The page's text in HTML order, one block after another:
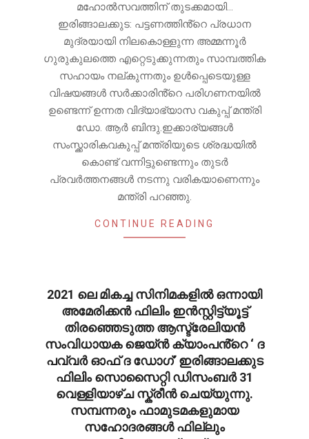
മഹോൽസവത്തിന് തുടക്കമായി…
ഇരിങ്ങാലക്കുട: പട്ടണത്തിൻ്റെ പ്രധാന
മുദ്രയായി നിലകൊള്ളുന്ന അമ്മന്നൂർ
ഗുരുകുലത്തെ എറ്റെടുക്കുന്നതും സാമ്പത്തിക
സഹായം നല്കുന്നതും ഉൾപ്പെടെയുള്ള
വിഷയങ്ങൾ സർക്കാരിൻ്റെ പരിഗണനയിൽ
ഉണ്ടെന്ന് ഉന്നത വിദ്യാഭ്യാസ വകുപ്പ് മന്ത്രി
ഡോ. ആർ ബിന്ദു.ഇക്കാര്യങ്ങൾ
സംസ്ക്കാരികവകുപ്പ് മന്ത്രിയുടെ ശ്രദ്ധയിൽ
കൊണ്ട് വന്നിട്ടുണ്ടെന്നും തുടർ
പ്രവർത്തനങ്ങൾ നടന്നു വരികയാണെന്നും
മന്ത്രി പറഞ്ഞു.
CONTINUE READING
2021 ലെ മികച്ച സിനിമകളിൽ ഒന്നായി
അമേരിക്കൻ ഫിലിം ഇൻസ്റ്റിട്ട്യൂട്ട്
തിരഞ്ഞെടുത്ത ആസ്ട്രേലിയൻ
സംവിധായക ജെയ്ൻ ക്യാംപൻ്റെ ‘ ദ
പവ്വർ ഓഫ് ദ ഡോഗ്’ ഇരിങ്ങാലക്കുട
ഫിലിം സൊസൈറ്റി ഡിസംബർ 31
വെള്ളിയാഴ്ച സ്ക്രീൻ ചെയ്യുന്നു.
സമ്പന്നരും ഫാമുടമകളുമായ
സഹോദരങ്ങൾ ഫില്ലും